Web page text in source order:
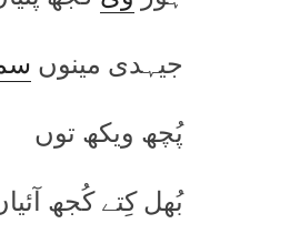
جیہدی مینوں
پُچھ ویکھ توں
بُھل کِتے کُجھ